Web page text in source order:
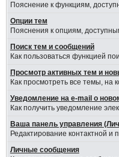
Пояснение к функциям,
Опции тем
Пояснения к опциям,
Поиск тем и сообщений
Как пользоваться функцией
Просмотр активных тем и
Как просмотреть все темы,
Уведомление на е-mail о
Как получить уведомление
Ваша панель управления
Редактирование контактной
Личные сообщения